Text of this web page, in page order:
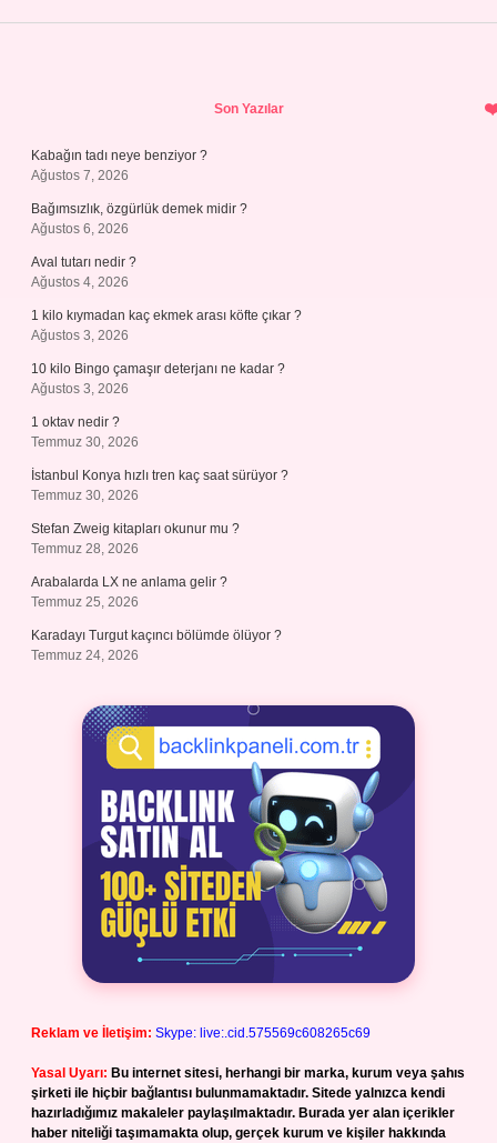
Son Yazılar
Kabağın tadı neye benziyor ?
Ağustos 7, 2026
Bağımsızlık, özgürlük demek midir ?
Ağustos 6, 2026
Aval tutarı nedir ?
Ağustos 4, 2026
1 kilo kıymadan kaç ekmek arası köfte çıkar ?
Ağustos 3, 2026
10 kilo Bingo çamaşır deterjanı ne kadar ?
Ağustos 3, 2026
1 oktav nedir ?
Temmuz 30, 2026
İstanbul Konya hızlı tren kaç saat sürüyor ?
Temmuz 30, 2026
Stefan Zweig kitapları okunur mu ?
Temmuz 28, 2026
Arabalarda LX ne anlama gelir ?
Temmuz 25, 2026
Karadayı Turgut kaçıncı bölümde ölüyor ?
Temmuz 24, 2026
Reklam ve İletişim: Skype: live:.cid.575569c608265c69
Yasal Uyarı: Bu internet sitesi, herhangi bir marka, kurum veya şahıs
şirketi ile hiçbir bağlantısı bulunmamaktadır. Sitede yalnızca kendi
hazırladığımız makaleler paylaşılmaktadır. Burada yer alan içerikler
haber niteliği taşımamakta olup, gerçek kurum ve kişiler hakkında